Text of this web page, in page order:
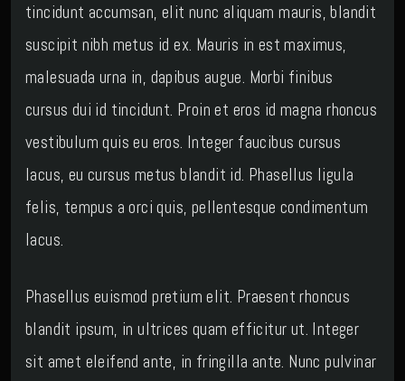
tincidunt accumsan, elit nunc aliquam mauris, blandit
suscipit nibh metus id ex. Mauris in est maximus,
malesuada urna in, dapibus augue. Morbi finibus
cursus dui id tincidunt. Proin et eros id magna rhoncus
vestibulum quis eu eros. Integer faucibus cursus
lacus, eu cursus metus blandit id. Phasellus ligula
felis, tempus a orci quis, pellentesque condimentum
lacus.
Phasellus euismod pretium elit. Praesent rhoncus
blandit ipsum, in ultrices quam efficitur ut. Integer
sit amet eleifend ante, in fringilla ante. Nunc pulvinar